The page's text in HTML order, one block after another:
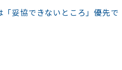
「妥協できないところ」優先で